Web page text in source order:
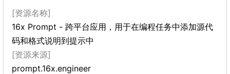
[资源名称]
16x Prompt - 跨平台应用，用于在编程任务中添加源代
码和格式说明到提示中
[资源来源]
prompt.16x.engineer